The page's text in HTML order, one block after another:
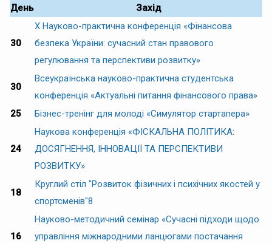
День
Захід
30
Х Науково-практична конференція «Фінансова
безпека України: сучасний стан правового
регулювання та перспективи розвитку»
30
Всеукраїнська науково-практична студентська
конференція «Актуальні питання фінансового права»
25
Бізнес-тренінг для молоді «Симулятор стартапера»
24
Наукова конференція «ФІСКАЛЬНА ПОЛІТИКА:
ДОСЯГНЕННЯ, ІННОВАЦІЇ ТА ПЕРСПЕКТИВИ
РОЗВИТКУ»
18
Круглий стіл "Розвиток фізичних і психічних якостей у
спортсменів"8
16
Науково-методичний семінар «Сучасні підходи щодо
управління міжнародними ланцюгами постачання